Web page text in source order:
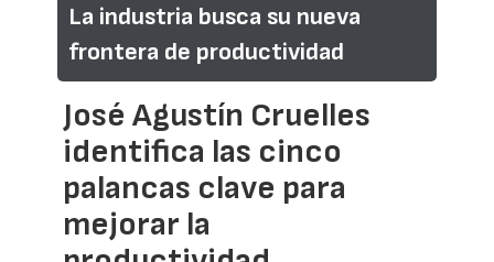
La industria busca su nueva
frontera de productividad
José Agustín Cruelles
identifica las cinco
palancas clave para
mejorar la